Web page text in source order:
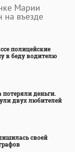
Марии
на въезде
полицейские
в беду водителю
потеряли деньги.
двух любителей
своей